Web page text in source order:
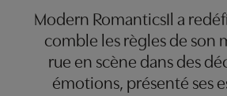
Modern RomanticsIl a
comble les règles de son
rue en scène dans des
émotions, présenté ses